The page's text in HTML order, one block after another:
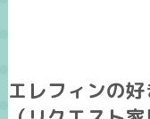
エレフィンの